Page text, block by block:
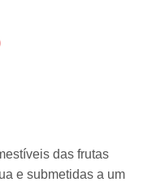
das frutas
e submetidas a um